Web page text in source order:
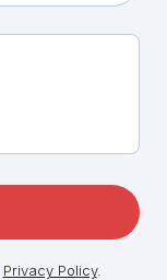
Privacy Policy.